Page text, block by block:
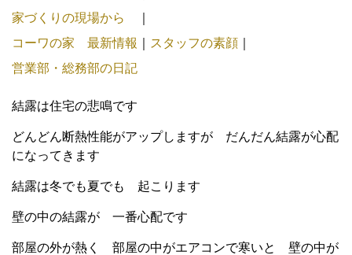
家づくりの現場から
コーワの家 最新情報
スタッフの素顔
営業部・総務部の日記
結露は住宅の悲鳴です
どんどん断熱性能がアップしますが だんだん結露が心配
になってきます
結露は冬でも夏でも 起こります
壁の中の結露が 一番心配です
部屋の外が熱く 部屋の中がエアコンで寒いと 壁の中が